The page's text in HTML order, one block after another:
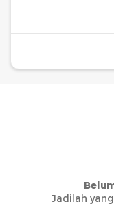
Jadilah